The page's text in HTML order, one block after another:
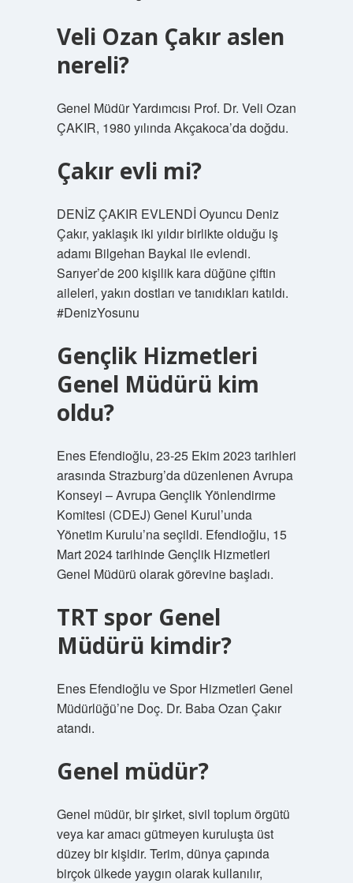
Veli Ozan Çakır aslen
nereli?
Genel Müdür Yardımcısı Prof. Dr. Veli Ozan
ÇAKIR, 1980 yılında Akçakoca’da doğdu.
Çakır evli mi?
DENİZ ÇAKIR EVLENDİ Oyuncu Deniz
Çakır, yaklaşık iki yıldır birlikte olduğu iş
adamı Bilgehan Baykal ile evlendi.
Sarıyer’de 200 kişilik kara düğüne çiftin
aileleri, yakın dostları ve tanıdıkları katıldı.
#DenizYosunu
Gençlik Hizmetleri
Genel Müdürü kim
oldu?
Enes Efendioğlu, 23-25 ​​Ekim 2023 tarihleri
​​arasında Strazburg’da düzenlenen Avrupa
Konseyi – Avrupa Gençlik Yönlendirme
Komitesi (CDEJ) Genel Kurul’unda
Yönetim Kurulu’na seçildi. Efendioğlu, 15
Mart 2024 tarihinde Gençlik Hizmetleri
Genel Müdürü olarak görevine başladı.
TRT spor Genel
Müdürü kimdir?
Enes Efendioğlu ve Spor Hizmetleri Genel
Müdürlüğü’ne Doç. Dr. Baba Ozan Çakır
atandı.
Genel müdür?
Genel müdür, bir şirket, sivil toplum örgütü
veya kar amacı gütmeyen kuruluşta üst
düzey bir kişidir. Terim, dünya çapında
birçok ülkede yaygın olarak kullanılır,